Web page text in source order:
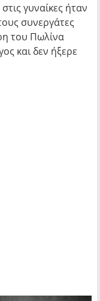
στις γυναίκες ήταν
συνεργάτες
του Πωλίνα
και δεν ήξερε